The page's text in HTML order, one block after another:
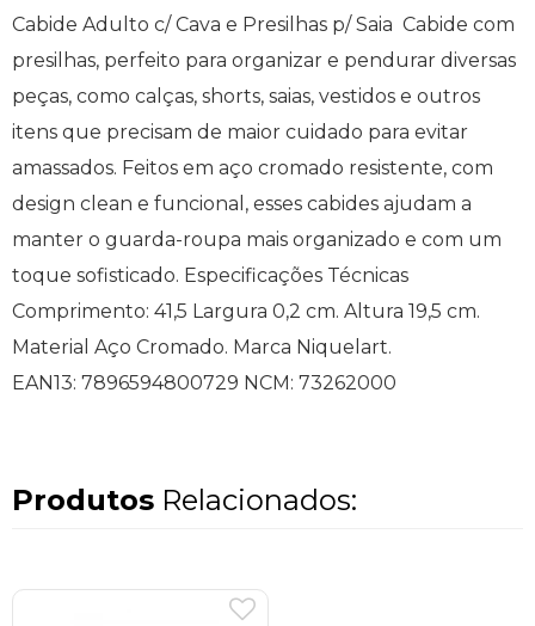
Cabide Adulto c/ Cava e Presilhas p/ Saia Cabide com
presilhas, perfeito para organizar e pendurar diversas
peças, como calças, shorts, saias, vestidos e outros
itens que precisam de maior cuidado para evitar
amassados. Feitos em aço cromado resistente, com
design clean e funcional, esses cabides ajudam a
manter o guarda-roupa mais organizado e com um
toque sofisticado. Especificações Técnicas
Comprimento: 41,5 Largura 0,2 cm. Altura 19,5 cm.
Material Aço Cromado. Marca Niquelart.
EAN13: 7896594800729 NCM: 73262000
Produtos Relacionados: